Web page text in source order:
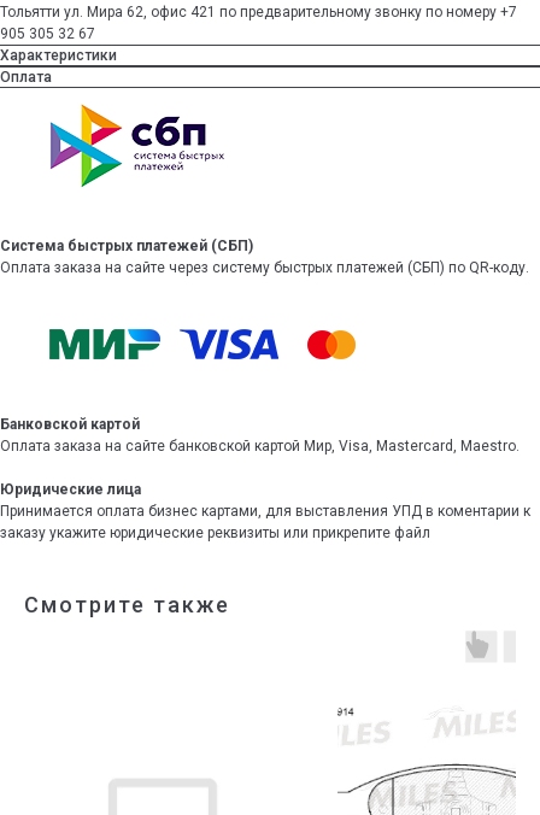
Тольятти ул. Мира 62, офис 421 по предварительному звонку по номеру +7
905 305 32 67
Характеристики
Оплата
Система быстрых платежей (СБП)
Оплата заказа на сайте через систему быстрых платежей (СБП) по QR-коду.
Банковской картой
Оплата заказа на сайте банковской картой Мир, Visa, Mastercard, Maestro.
Юридические лица
Принимается оплата бизнес картами, для выставления УПД в коментарии к
заказу укажите юридические реквизиты или прикрепите файл
Смотрите также